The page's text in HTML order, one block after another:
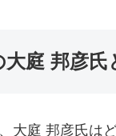
庭 邦彦氏
大庭 邦彦氏は